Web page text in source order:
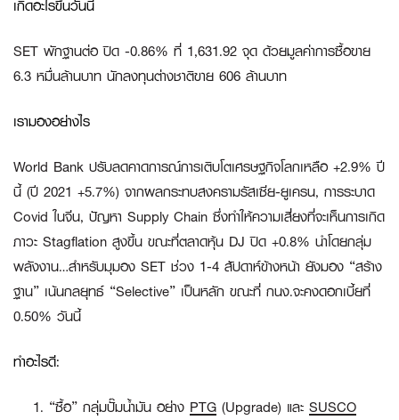
เกิดอะไรขึ้นวันนี้
SET พักฐานต่อ ปิด -0.86% ที่ 1,631.92 จุด ด้วยมูลค่าการซื้อขาย
6.3 หมื่นล้านบาท นักลงทุนต่างชาติขาย 606 ล้านบาท
เรามองอย่างไร
World Bank ปรับลดคาดการณ์การเติบโตเศรษฐกิจโลกเหลือ +2.9% ปี
นี้ (ปี 2021 +5.7%) จากผลกระทบสงครามรัสเซีย-ยูเครน, การระบาด
Covid ในจีน, ปัญหา Supply Chain ซึ่งทำให้ความเสี่ยงที่จะเห็นการเกิด
ภาวะ Stagflation สูงขึ้น ขณะที่ตลาดหุ้น DJ ปิด +0.8% นำโดยกลุ่ม
พลังงาน…สำหรับมุมอง SET ช่วง 1-4 สัปดาห์ข้างหน้า ยังมอง “สร้าง
ฐาน” เน้นกลยุทธ์ “Selective” เป็นหลัก ขณะที่ กนง.จะคงดอกเบี้ยที่
0.50% วันนี้
ทำอะไรดี:
“ซื้อ” กลุ่มปั๊มน้ำมัน อย่าง PTG (Upgrade) และ SUSCO